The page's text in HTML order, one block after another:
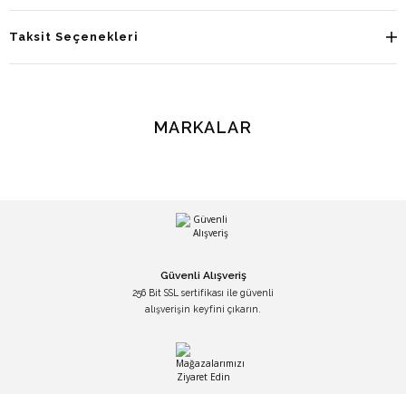
Taksit Seçenekleri
MARKALAR
Güvenli Alışveriş
256 Bit SSL sertifikası ile güvenli
alışverişin keyfini çıkarın.